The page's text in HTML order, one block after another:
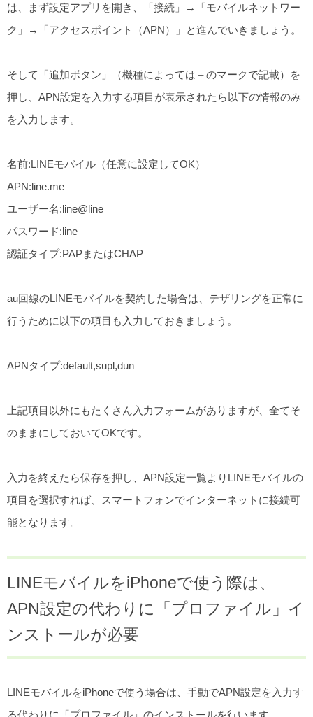
は、まず設定アプリを開き、「接続」→「モバイルネットワー
ク」→「アクセスポイント（APN）」と進んでいきましょう。
そして「追加ボタン」（機種によっては＋のマークで記載）を
押し、APN設定を入力する項目が表示されたら以下の情報のみ
を入力します。
名前:LINEモバイル（任意に設定してOK）
APN:line.me
ユーザー名:line@line
パスワード:line
認証タイプ:PAPまたはCHAP
au回線のLINEモバイルを契約した場合は、テザリングを正常に
行うために以下の項目も入力しておきましょう。
APNタイプ:default,supl,dun
上記項目以外にもたくさん入力フォームがありますが、全てそ
のままにしておいてOKです。
入力を終えたら保存を押し、APN設定一覧よりLINEモバイルの
項目を選択すれば、スマートフォンでインターネットに接続可
能となります。
LINEモバイルをiPhoneで使う際は、
APN設定の代わりに「プロファイル」イ
ンストールが必要
LINEモバイルをiPhoneで使う場合は、手動でAPN設定を入力す